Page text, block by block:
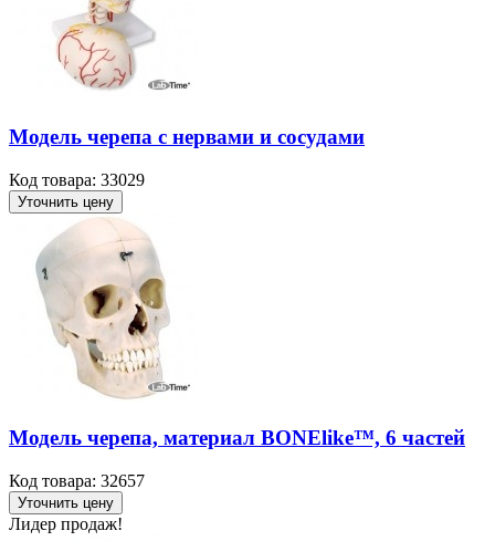
Модель черепа с нервами и сосудами
Код товара: 33029
Уточнить цену
Модель черепа, материал BONElike™, 6 частей
Код товара: 32657
Уточнить цену
Лидер продаж!